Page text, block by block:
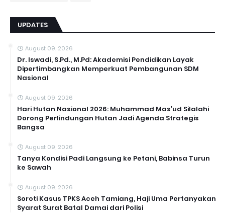
UPDATES
August 09, 2026
Dr. Iswadi, S.Pd., M.Pd: Akademisi Pendidikan Layak
Dipertimbangkan Memperkuat Pembangunan SDM
Nasional
August 09, 2026
Hari Hutan Nasional 2026: Muhammad Mas’ud Silalahi
Dorong Perlindungan Hutan Jadi Agenda Strategis
Bangsa
August 09, 2026
Tanya Kondisi Padi Langsung ke Petani, Babinsa Turun
ke Sawah
August 09, 2026
Soroti Kasus TPKS Aceh Tamiang, Haji Uma Pertanyakan
Syarat Surat Batal Damai dari Polisi